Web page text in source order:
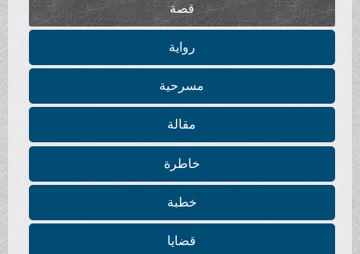
قصة
رواية
مسرحية
مقالة
خاطرة
خطبة
قضايا